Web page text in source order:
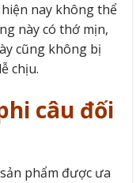
nay không thể
này có thớ mịn,
cũng không bị
chịu.
câu đối
phẩm được ưa